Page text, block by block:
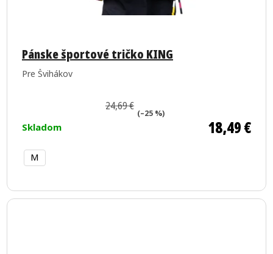
Pánske športové tričko KING
Pre Švihákov
Skladom 18,49 €
24,69 €
(–25 %)
M